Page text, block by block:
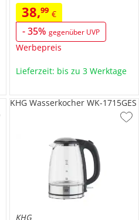
38,99 €
-35% gegenüber UVP
Werbepreis
Lieferzeit: bis zu 3 Werktage
KHG
KHG Wasserkocher WK-1715GES